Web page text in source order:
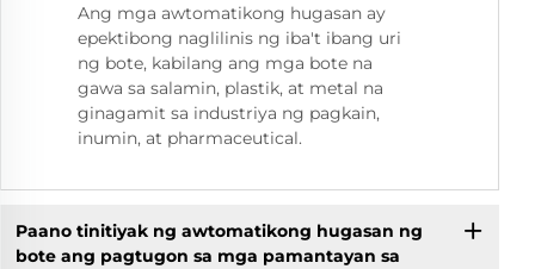
Ang mga awtomatikong hugasan ay
epektibong naglilinis ng iba't ibang uri
ng bote, kabilang ang mga bote na
gawa sa salamin, plastik, at metal na
ginagamit sa industriya ng pagkain,
inumin, at pharmaceutical.
Paano tinitiyak ng awtomatikong hugasan ng
bote ang pagtugon sa mga pamantayan sa